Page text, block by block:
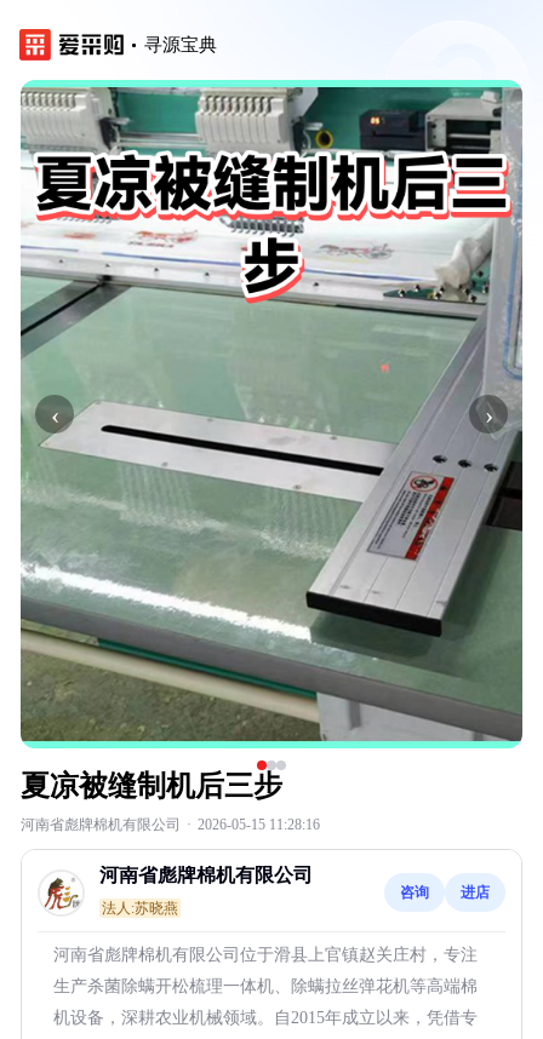
寻源宝典
‹ ›
夏凉被缝制机后三步
河南省彪牌棉机有限公司 · 2026-05-15 11:28:16
河南省彪牌棉机有限公司
法人:苏晓燕
咨询 进店
河南省彪牌棉机有限公司位于滑县上官镇赵关庄村，专注
生产杀菌除螨开松梳理一体机、除螨拉丝弹花机等高端棉
机设备，深耕农业机械领域。自2015年成立以来，凭借专